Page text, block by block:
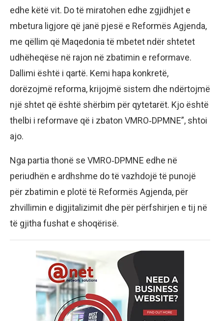
edhe këtë vit. Do të miratohen edhe zgjidhjet e
mbetura ligjore që janë pjesë e Reformës Agjenda,
me qëllim që Maqedonia të mbetet ndër shtetet
udhëheqëse në rajon në zbatimin e reformave.
Dallimi është i qartë. Kemi hapa konkretë,
dorëzojmë reforma, krijojmë sistem dhe ndërtojmë
një shtet që është shërbim për qytetarët. Kjo është
thelbi i reformave që i zbaton VMRO‑DPMNE”, shtoi
ajo.
Nga partia thonë se VMRO‑DPMNE edhe në
periudhën e ardhshme do të vazhdojë të punojë
për zbatimin e plotë të Reformës Agjenda, për
zhvillimin e digjitalizimit dhe për përfshirjen e tij në
të gjitha fushat e shoqërisë.